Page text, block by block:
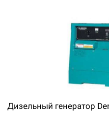
Дизельный генератор